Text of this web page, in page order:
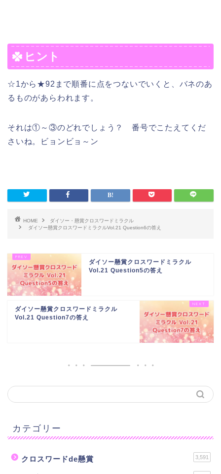
ヒント
☆1から★92まで順番に点をつないでいくと、バネのあ
るものがあらわれます。
それは①～③のどれでしょう？ 番号でこたえてくだ
さいね。ビョンビョ～ン
HOME
ダイソー・懸賞クロスワードミラクル
ダイソー懸賞クロスワードミラクルVol.21 Question6の答え
ダイソー懸賞クロスワードミラクル
Vol.21 Question5の答え
ダイソー懸賞クロスワードミラクル
Vol.21 Question7の答え
カテゴリー
クロスワードde懸賞 3,591